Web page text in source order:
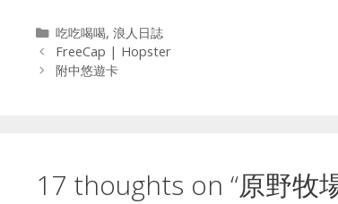
Categories
吃吃喝喝, 浪人日誌
FreeCap | Hopster
附中悠遊卡
17 thoughts on “原野牧